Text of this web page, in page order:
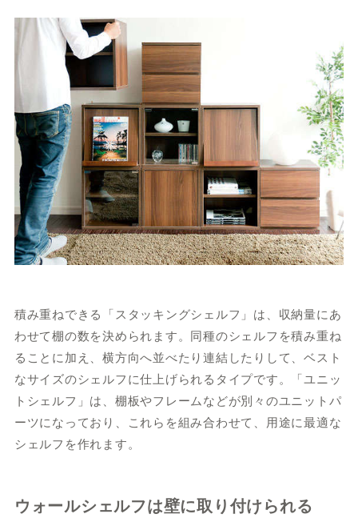
積み重ねできる「スタッキングシェルフ」は、収納量にあ
わせて棚の数を決められます。同種のシェルフを積み重ね
ることに加え、横方向へ並べたり連結したりして、ベスト
なサイズのシェルフに仕上げられるタイプです。「ユニッ
トシェルフ」は、棚板やフレームなどが別々のユニットパ
ーツになっており、これらを組み合わせて、用途に最適な
シェルフを作れます。
ウォールシェルフは壁に取り付けられる